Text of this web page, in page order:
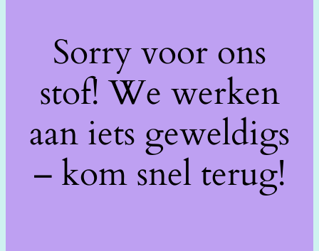
Sorry voor ons
stof! We werken
aan iets geweldigs
– kom snel terug!